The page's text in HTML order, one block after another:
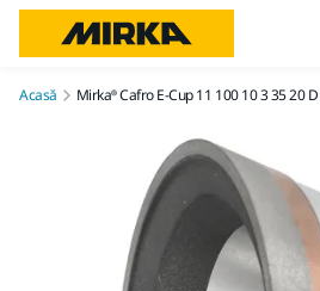
Acasă Mirka® Cafro E-Cup 11 100 10 3 35 20